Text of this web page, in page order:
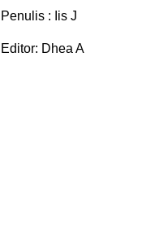
Penulis : Iis J
Editor: Dhea A